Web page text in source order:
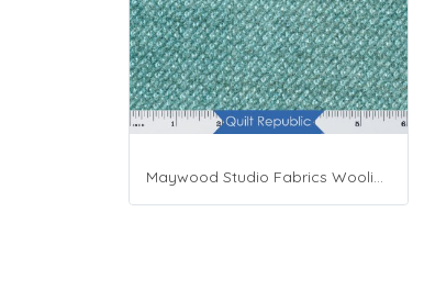
Maywood Studio Fabrics Woolies Flannel Green